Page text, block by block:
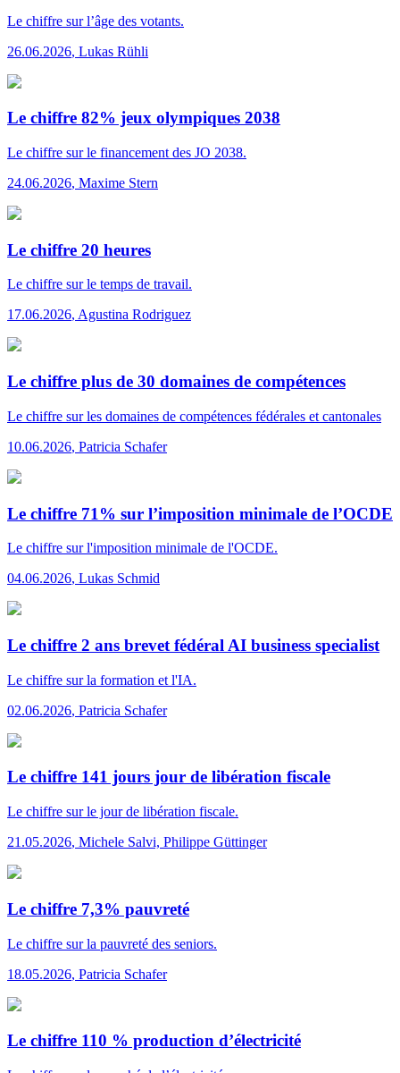
Le chiffre sur l’âge des votants.
26.06.2026, Lukas Rühli
Le chiffre 82% jeux olympiques 2038
Le chiffre sur le financement des JO 2038.
24.06.2026, Maxime Stern
Le chiffre 20 heures
Le chiffre sur le temps de travail.
17.06.2026, Agustina Rodriguez
Le chiffre plus de 30 domaines de compétences
Le chiffre sur les domaines de compétences fédérales et cantonales
10.06.2026, Patricia Schafer
Le chiffre 71% sur l’imposition minimale de l’OCDE
Le chiffre sur l'imposition minimale de l'OCDE.
04.06.2026, Lukas Schmid
Le chiffre 2 ans brevet fédéral AI business specialist
Le chiffre sur la formation et l'IA.
02.06.2026, Patricia Schafer
Le chiffre 141 jours jour de libération fiscale
Le chiffre sur le jour de libération fiscale.
21.05.2026, Michele Salvi, Philippe Güttinger
Le chiffre 7,3% pauvreté
Le chiffre sur la pauvreté des seniors.
18.05.2026, Patricia Schafer
Le chiffre 110 % production d’électricité